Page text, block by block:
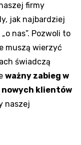
firmy
jak najbardziej
nas”. Pozwoli to
muszą wierzyć
świadczą
ważny zabieg w
klientów
naszej